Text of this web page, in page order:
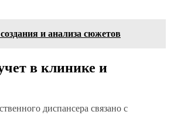
и анализа сюжетов
в клинике и
диспансера связано с